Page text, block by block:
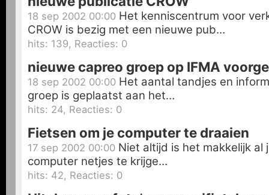
18 sep 2002 00:00 Het kenniscentrum voor
CROW is bezig met een nieuwe pub…
hits: 139, Reacties: 0
nieuwe capreo groep op IFMA
18 sep 2002 00:00 Het aantal tandjes en
groep is geplaatst aan het…
hits: 24, Reacties: 0
Fietsen om je computer te draaien
17 sep 2002 00:00 Niet altijd is het makkelijk al
computer netjes te krijge…
hits: 42, Reacties: 0